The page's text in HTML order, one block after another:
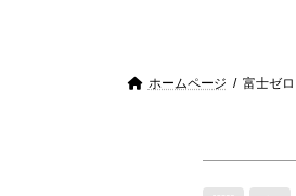
ホームページ 富士ゼ